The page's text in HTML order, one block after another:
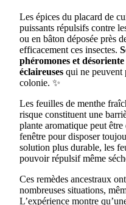
Les épices du placard de
puissants répulsifs contre
ou en bâton déposée près
efficacement ces insectes.
phéromones et
éclaireuses qui ne peuvent
colonie. ✨
Les feuilles de menthe
risque constituent une
plante aromatique peut
fenêtre pour disposer
solution plus durable, les
pouvoir répulsif même
Ces remèdes ancestraux
nombreuses situations,
L’expérience montre